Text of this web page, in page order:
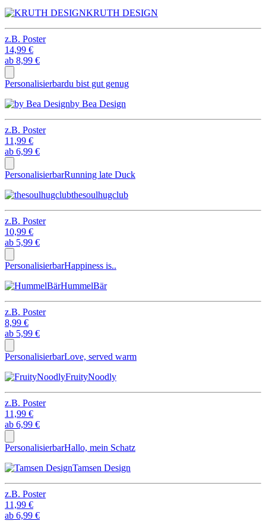
KRUTH DESIGN
z.B. Poster
14,99 €
ab 8,99 €
Personalisierbardu bist gut genug
by Bea Design
z.B. Poster
11,99 €
ab 6,99 €
PersonalisierbarRunning late Duck
thesoulhugclub
z.B. Poster
10,99 €
ab 5,99 €
PersonalisierbarHappiness is..
HummelBär
z.B. Poster
8,99 €
ab 5,99 €
PersonalisierbarLove, served warm
FruityNoodly
z.B. Poster
11,99 €
ab 6,99 €
PersonalisierbarHallo, mein Schatz
Tamsen Design
z.B. Poster
11,99 €
ab 6,99 €